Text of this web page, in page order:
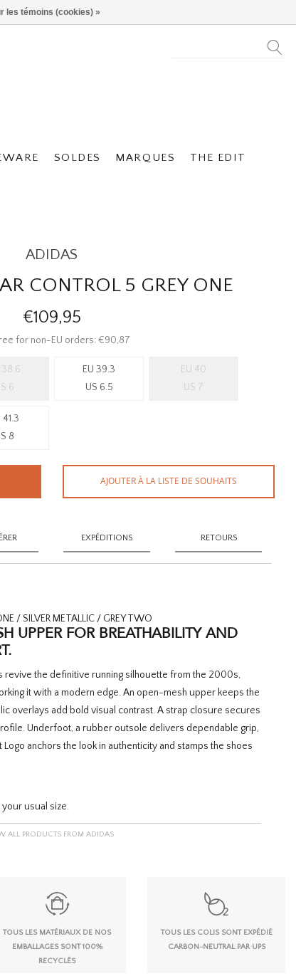
SOLDES MARQUES THE EDIT
ADIDAS
CONTROL 5 GREY ONE
€109,95
for non-EU orders: €90,87
38.6
6
EU 39.3
US 6.5
EU 40
US 7
41.3
8
AJOUTER À LA LISTE DE SOUHAITS
EXPÉDITIONS RETOURS
/ SILVER METALLIC / GREY TWO
UPPER FOR BREATHABILITY AND
revive the definitive running silhouette from the 2000s,
it with a modern edge. An open-mesh upper keeps the
overlays add bold visual contrast. A strap closure secures
Underfoot, a rubber outsole delivers dependable grip,
anchors the look in authenticity and stamps the shoes
usual size.
ALL PRODUCTS FROM ADIDAS
TOUS LES MATÉRIAUX DE NOS
EMBALLAGES SONT 100%
RECYCLÉS
TOUS LES COLIS SONT EXPÉDIÉ
CARBON-NEUTRAL PAR UPS
les témoins (cookies) »